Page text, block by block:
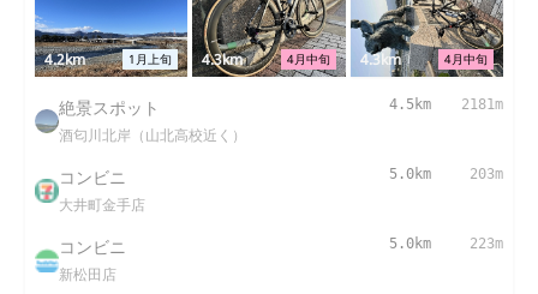
1月上旬
4.2km 4月中旬
4.3km 4月中旬
4.3km
絶景スポット
酒匂川北岸（山北高校近く）
4.5km 2181m
コンビニ
大井町金手店
5.0km 203m
コンビニ
新松田店
5.0km 223m